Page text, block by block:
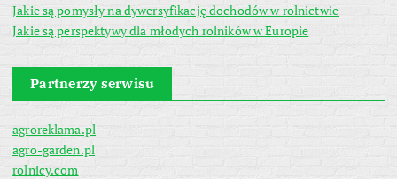
Jakie są pomysły na dywersyfikację dochodów w rolnictwie
Jakie są perspektywy dla młodych rolników w Europie
Partnerzy serwisu
agroreklama.pl
agro-garden.pl
rolnicy.com